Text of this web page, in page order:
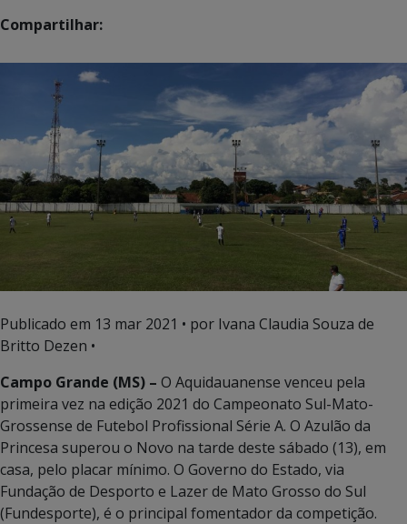
Compartilhar:
Publicado em 13 mar 2021 • por Ivana Claudia Souza de
Britto Dezen •
Campo Grande (MS) – O Aquidauanense venceu pela
primeira vez na edição 2021 do Campeonato Sul-Mato-
Grossense de Futebol Profissional Série A. O Azulão da
Princesa superou o Novo na tarde deste sábado (13), em
casa, pelo placar mínimo. O Governo do Estado, via
Fundação de Desporto e Lazer de Mato Grosso do Sul
(Fundesporte), é o principal fomentador da competição.